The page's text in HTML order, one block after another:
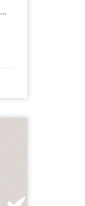
Defensora de Derechos Humanos